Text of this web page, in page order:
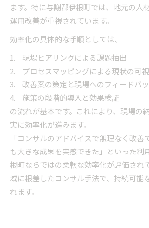
ます。特に与謝郡伊根町では、地元の人
運用改善が重視されています。
効率化の具体的な手順としては、
現場ヒアリングによる課題抽出
プロセスマッピングによる現状の可
改善案の策定と現場へのフィードバ
施策の段階的導入と効果検証
の流れが基本です。これにより、現場の
実に効率化が進みます。
「コンサルのアドバイスで無理なく改善
も大きな成果を実感できた」といった利
根町ならではの柔軟な効率化が評価され
域に根差したコンサル手法で、持続可能
れます。